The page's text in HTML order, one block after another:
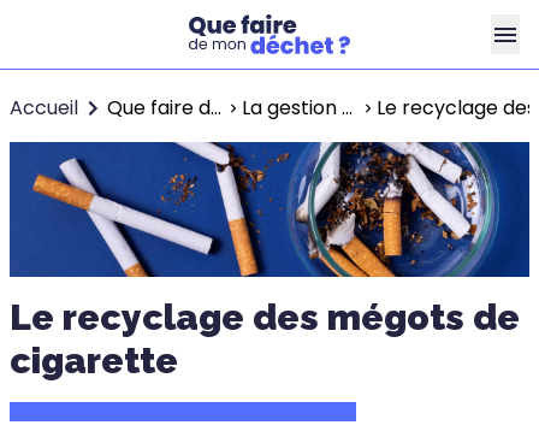
Accueil Que faire de mes déchets ? La gestion des déchets à la maison Le recyclage
Le recyclage des mégots de
cigarette